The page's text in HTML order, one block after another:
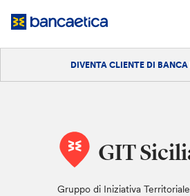
DIVENTA CLIENTE DI
GIT
Gruppo di Iniziativa